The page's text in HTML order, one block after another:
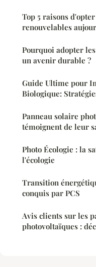
Top 5 raisons
renouvelables
Pourquoi adopter
un avenir durable ?
Guide Ultime pour
Biologique:
Panneau solaire
témoignent de leur
Photo Écologie : la
l'écologie
Transition
conquis par PCS
Avis clients sur les
photovoltaïques :